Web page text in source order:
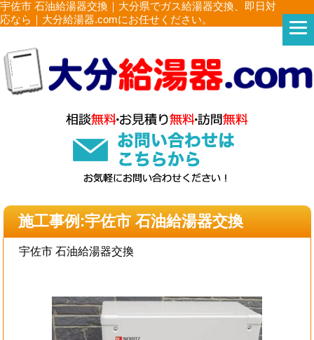
宇佐市 石油給湯器交換｜大分県でガス給湯器交換、即日対
応なら｜大分給湯器.comにお任せください。
施工事例:宇佐市 石油給湯器交換
宇佐市 石油給湯器交換